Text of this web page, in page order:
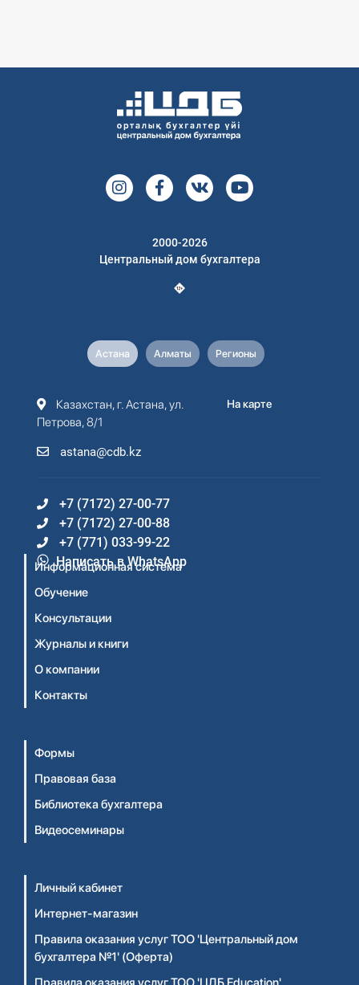
2000-2026
Центральный дом бухгалтера
Астана Алматы Регионы
Казахстан, г. Астана, ул.
Петрова, 8/1
astana@cdb.kz
На карте
+7 (7172) 27-00-77
+7 (7172) 27-00-88
+7 (771) 033-99-22
Написать в WhatsApp
Информационная система
Обучение
Консультации
Журналы и книги
О компании
Контакты
Формы
Правовая база
Библиотека бухгалтера
Видеосеминары
Личный кабинет
Интернет-магазин
Правила оказания услуг ТОО 'Центральный дом
бухгалтера №1' (Оферта)